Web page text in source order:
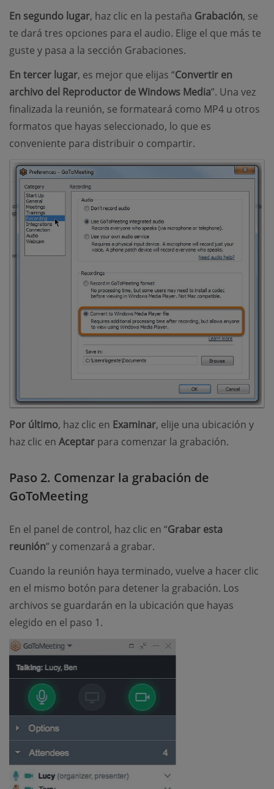
En segundo lugar, haz clic en la pestaña Grabación, se
te dará tres opciones para el audio. Elige el que más te
guste y pasa a la sección Grabaciones.
En tercer lugar, es mejor que elijas “Convertir en
archivo del Reproductor de Windows Media”. Una vez
finalizada la reunión, se formateará como MP4 u otros
formatos que hayas seleccionado, lo que es
conveniente para distribuir o compartir.
Por último, haz clic en Examinar, elije una ubicación y
haz clic en Aceptar para comenzar la grabación.
Paso 2. Comenzar la grabación de
GoToMeeting
En el panel de control, haz clic en “Grabar esta
reunión” y comenzará a grabar.
Cuando la reunión haya terminado, vuelve a hacer clic
en el mismo botón para detener la grabación. Los
archivos se guardarán en la ubicación que hayas
elegido en el paso 1.